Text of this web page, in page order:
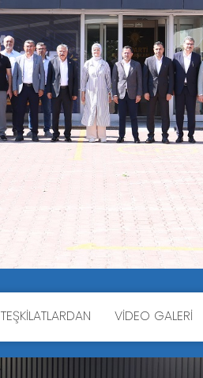
TEŞKİLATLARDAN VİDEO GALERİ